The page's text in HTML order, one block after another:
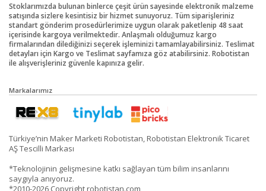
Stoklarımızda bulunan binlerce çeşit ürün sayesinde elektronik malzeme
satışında sizlere kesintisiz bir hizmet sunuyoruz. Tüm siparişleriniz
standart gönderim prosedürlerimize uygun olarak paketlenip 48 saat
içerisinde kargoya verilmektedir. Anlaşmalı olduğumuz kargo
firmalarından dilediğinizi seçerek işleminizi tamamlayabilirsiniz. Teslimat
detayları için Kargo ve Teslimat sayfamıza göz atabilirsiniz. Robotistan
ile alışverişleriniz güvenle kapınıza gelir.
Markalarımız
Türkiye’nin Maker Marketi Robotistan, Robotistan Elektronik Ticaret
AŞ Tescilli Markası
*Teknolojinin gelişmesine katkı sağlayan tüm bilim insanlarını
saygıyla anıyoruz.
*2010-2026 Copyright robotistan.com